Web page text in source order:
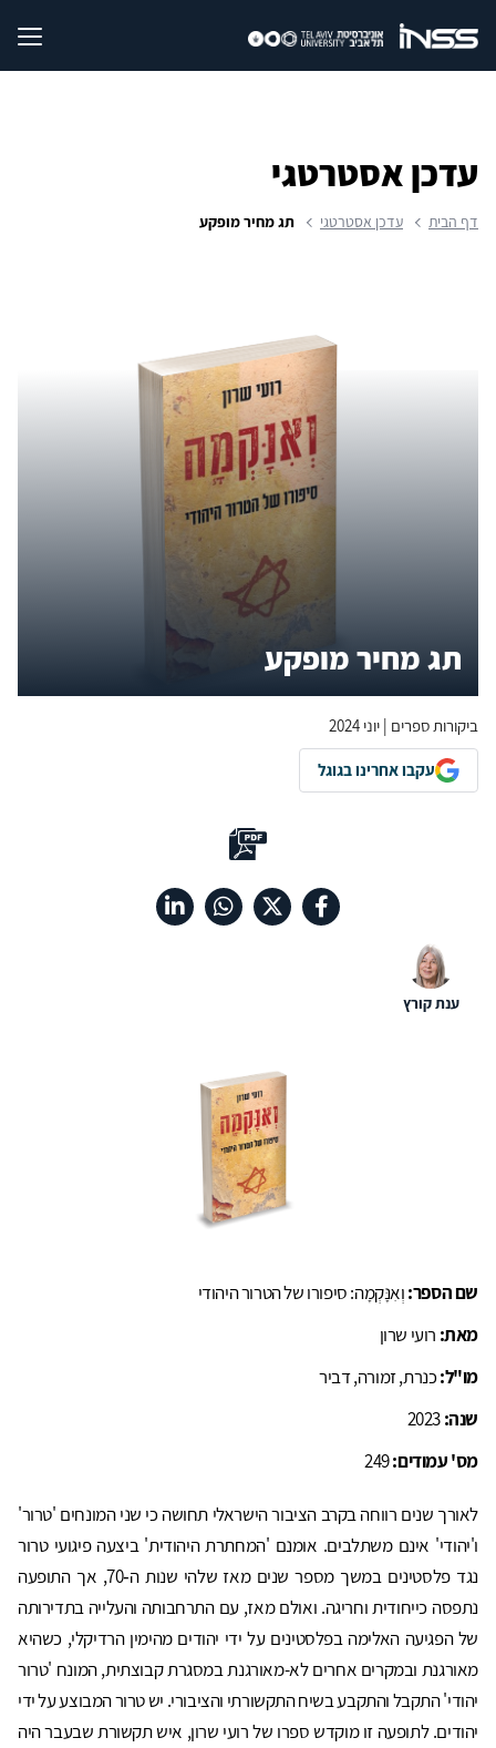
עדכן אסטרטגי
דף הבית עדכן אסטרטגי תג מחיר מופקע
תג מחיר מופקע
ביקורות ספרים | יוני 2024
עקבו אחרינו בגוגל
ענת קורץ
שם הספר:וְאִנָּקְמָה: סיפורו של הטרור היהודי
מאת: רועי שרון
מו"ל:כנרת, זמורה, דביר
שנה:2023
מס' עמודים:249
לאורך שנים רווחה בקרב הציבור הישראלי תחושה כי שני המונחים 'טרור'
ו'יהודי' אינם משתלבים. אומנם 'המחתרת היהודית' ביצעה פיגועי טרור
נגד פלסטינים במשך מספר שנים מאז שלהי שנות ה‑70, אך התופעה
נתפסה כייחודית וחריגה. ואולם מאז, עם התרחבותה והעלייה בתדירותה
של הפגיעה האלימה בפלסטינים על ידי יהודים מהימין הרדיקלי, כשהיא
מאורגנת ובמקרים אחרים לא-מאורגנת במסגרת קבוצתית, המונח 'טרור
יהודי' התקבל והתקבע בשיח התקשורתי והציבורי. יש טרור המבוצע על ידי
יהודים. לתופעה זו מוקדש ספרו של רועי שרון, איש תקשורת שבעבר היה